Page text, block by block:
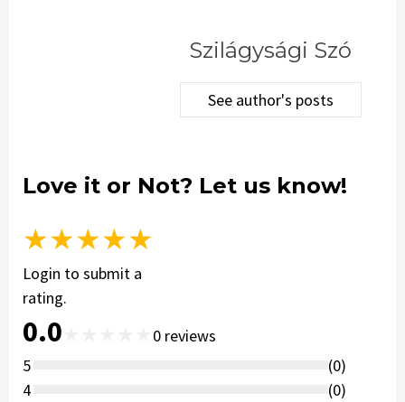
Szilágysági Szó
See author's posts
Love it or Not? Let us know!
★★★★★
Login to submit a
rating.
0.0 0 reviews
5
(0)
4
(0)